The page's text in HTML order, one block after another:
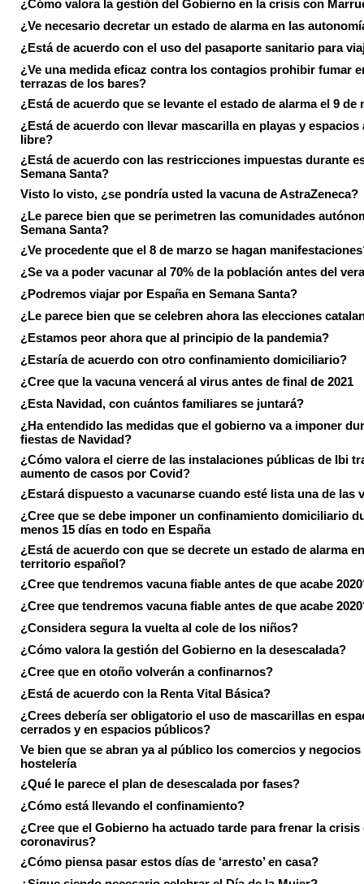
¿Cómo valora la gestión del Gobierno en la crisis con
¿Ve necesario decretar un estado de alarma en las
¿Está de acuerdo con el uso del pasaporte sanitario para
¿Ve una medida eficaz contra los contagios prohibir fumar
terrazas de los bares?
¿Está de acuerdo que se levante el estado de alarma el 9 de
¿Está de acuerdo con llevar mascarilla en playas y espacios
libre?
¿Está de acuerdo con las restricciones impuestas durante
Semana Santa?
Visto lo visto, ¿se pondría usted la vacuna de AstraZeneca?
¿Le parece bien que se perimetren las comunidades
Semana Santa?
¿Ve procedente que el 8 de marzo se hagan
¿Se va a poder vacunar al 70% de la población antes del
¿Podremos viajar por España en Semana Santa?
¿Le parece bien que se celebren ahora las elecciones
¿Estamos peor ahora que al principio de la pandemia?
¿Estaría de acuerdo con otro confinamiento domiciliario?
¿Cree que la vacuna vencerá al virus antes de final de 2021
¿Esta Navidad, con cuántos familiares se juntará?
¿Ha entendido las medidas que el gobierno va a imponer
fiestas de Navidad?
¿Cómo valora el cierre de las instalaciones públicas de Ibi
aumento de casos por Covid?
¿Estará dispuesto a vacunarse cuando esté lista una de las
¿Cree que se debe imponer un confinamiento domiciliario
menos 15 días en todo en España
¿Está de acuerdo con que se decrete un estado de alarma
territorio español?
¿Cree que tendremos vacuna fiable antes de que acabe
¿Cree que tendremos vacuna fiable antes de que acabe
¿Considera segura la vuelta al cole de los niños?
¿Cómo valora la gestión del Gobierno en la desescalada?
¿Cree que en otoño volverán a confinarnos?
¿Está de acuerdo con la Renta Vital Básica?
¿Crees debería ser obligatorio el uso de mascarillas en
cerrados y en espacios públicos?
Ve bien que se abran ya al público los comercios y negocios
hostelería
¿Qué le parece el plan de desescalada por fases?
¿Cómo está llevando el confinamiento?
¿Cree que el Gobierno ha actuado tarde para frenar la crisis
coronavirus?
¿Cómo piensa pasar estos días de ‘arresto’ en casa?